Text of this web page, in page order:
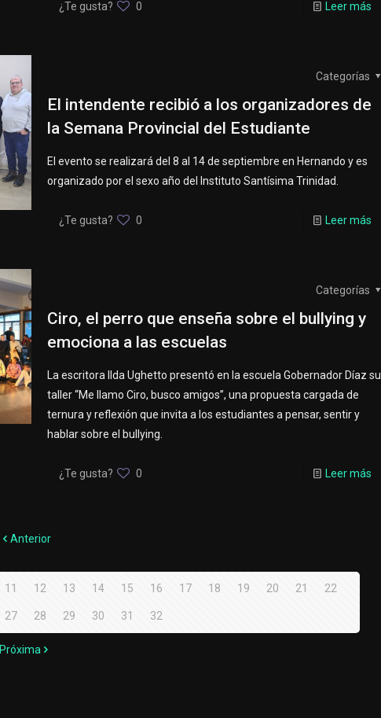
¿Te gusta? 0 Leer más
Categorías
El intendente recibió a los organizadores de
la Semana Provincial del Estudiante
El evento se realizará del 8 al 14 de septiembre en Hernando y es
organizado por el sexo año del Instituto Santísima Trinidad.
¿Te gusta? 0 Leer más
Categorías
Ciro, el perro que enseña sobre el bullying y
emociona a las escuelas
La escritora Ilda Ughetto presentó en la escuela Gobernador Díaz su
taller “Me llamo Ciro, busco amigos”, una propuesta cargada de
ternura y reflexión que invita a los estudiantes a pensar, sentir y
hablar sobre el bullying.
¿Te gusta? 0 Leer más
Anterior
11 12 13 14 15 16 17 18 19 20 21 22
27 28 29 30 31 32
Próxima